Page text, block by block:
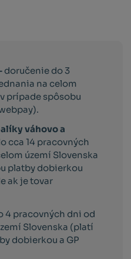
doručenie do 3
na celom
prípade spôsobu
váhovo a
cca 14 pracovných
území Slovenska
platby dobierkou
ak je tovar
4 pracovných dni od
Slovenska (platí
dobierkou a GP